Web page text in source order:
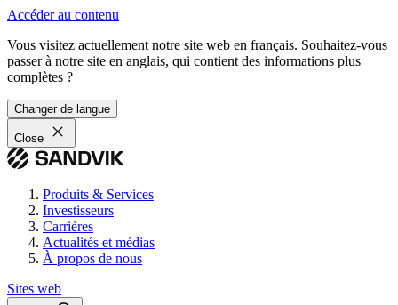
Accéder au contenu
Vous visitez actuellement notre site web en français. Souhaitez-vous
passer à notre site en anglais, qui contient des informations plus
complètes ?
Changer de langue
Close
Produits & Services
Investisseurs
Carrières
Actualités et médias
À propos de nous
Sites web